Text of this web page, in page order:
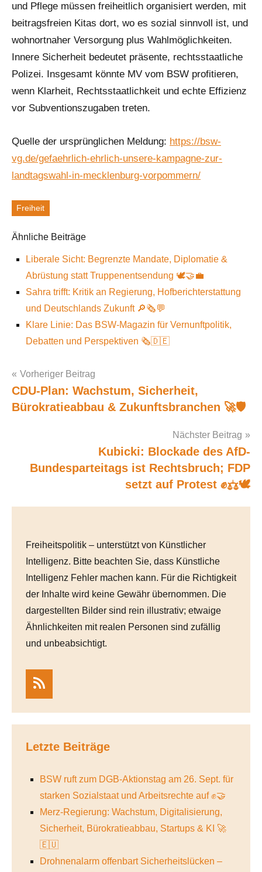
und Pflege müssen freiheitlich organisiert werden, mit
beitragsfreien Kitas dort, wo es sozial sinnvoll ist, und
wohnortnaher Versorgung plus Wahlmöglichkeiten.
Innere Sicherheit bedeutet präsente, rechtsstaatliche
Polizei. Insgesamt könnte MV vom BSW profitieren,
wenn Klarheit, Rechtsstaatlichkeit und echte Effizienz
vor Subventionszugaben treten.
Quelle der ursprünglichen Meldung: https://bsw-
vg.de/gefaehrlich-ehrlich-unsere-kampagne-zur-
landtagswahl-in-mecklenburg-vorpommern/
Schlagworte
Freiheit
Ähnliche Beiträge
Liberale Sicht: Begrenzte Mandate, Diplomatie &
Abrüstung statt Truppenentsendung 🕊️🤝💼
Sahra trifft: Kritik an Regierung, Hofberichterstattung
und Deutschlands Zukunft 🔎🗞️💬
Klare Linie: Das BSW-Magazin für Vernunftpolitik,
Debatten und Perspektiven 🗞️🇩🇪
Post
navigation
Vorheriger Beitrag
CDU-Plan: Wachstum, Sicherheit,
Bürokratieabbau & Zukunftsbranchen 🚀🛡️
Nächster Beitrag
Kubicki: Blockade des AfD-
Bundesparteitags ist Rechtsbruch; FDP
setzt auf Protest ✊⚖️🕊️
Freiheitspolitik – unterstützt von Künstlicher
Intelligenz. Bitte beachten Sie, dass Künstliche
Intelligenz Fehler machen kann. Für die Richtigkeit
der Inhalte wird keine Gewähr übernommen. Die
dargestellten Bilder sind rein illustrativ; etwaige
Ähnlichkeiten mit realen Personen sind zufällig
und unbeabsichtigt.
Letzte Beiträge
BSW ruft zum DGB-Aktionstag am 26. Sept. für
starken Sozialstaat und Arbeitsrechte auf ✊🤝
Merz-Regierung: Wachstum, Digitalisierung,
Sicherheit, Bürokratieabbau, Startups & KI 🚀
🇪🇺
Drohnenalarm offenbart Sicherheitslücken –